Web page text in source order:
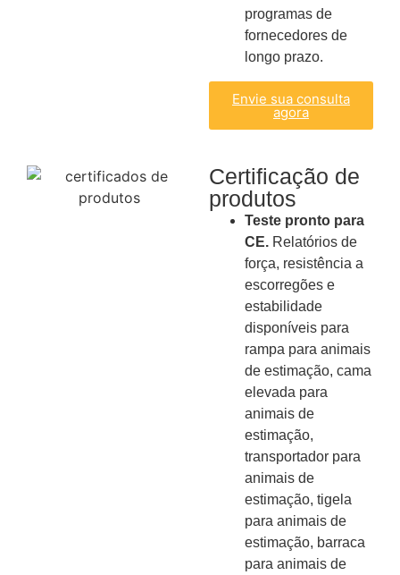
programas de
fornecedores de
longo prazo.
Envie sua consulta
agora
Certificação de
produtos
Teste pronto para
CE. Relatórios de
força, resistência a
escorregões e
estabilidade
disponíveis para
rampa para animais
de estimação, cama
elevada para
animais de
estimação,
transportador para
animais de
estimação, tigela
para animais de
estimação, barraca
para animais de